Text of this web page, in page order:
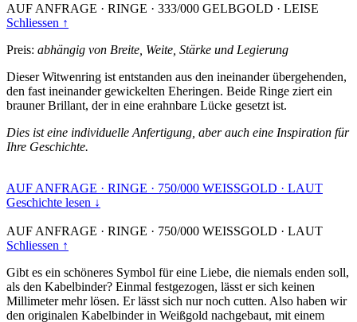
AUF ANFRAGE · RINGE · 333/000 GELBGOLD · LEISE
Schliessen ↑
Preis: abhängig von Breite, Weite, Stärke und Legierung
Dieser Witwenring ist entstanden aus den ineinander übergehenden,
den fast ineinander gewickelten Eheringen. Beide Ringe ziert ein
brauner Brillant, der in eine erahnbare Lücke gesetzt ist.
Dies ist eine individuelle Anfertigung, aber auch eine Inspiration für
Ihre Geschichte.
AUF ANFRAGE · RINGE · 750/000 WEISSGOLD · LAUT
Geschichte lesen ↓
AUF ANFRAGE · RINGE · 750/000 WEISSGOLD · LAUT
Schliessen ↑
Gibt es ein schöneres Symbol für eine Liebe, die niemals enden soll,
als den Kabelbinder? Einmal festgezogen, lässt er sich keinen
Millimeter mehr lösen. Er lässt sich nur noch cutten. Also haben wir
den originalen Kabelbinder in Weißgold nachgebaut, mit einem